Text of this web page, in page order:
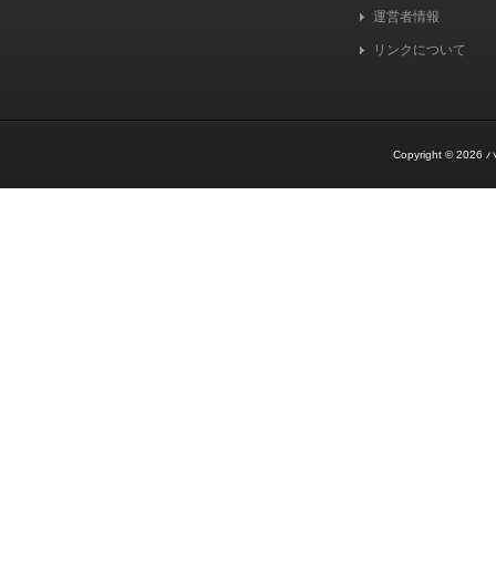
運営者情報
リンクについて
Copyright © 2026